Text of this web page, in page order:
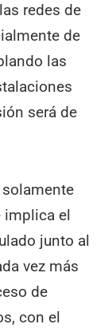
redes de
de
las
será de
solamente
implica el
junto al
vez más
de
con el